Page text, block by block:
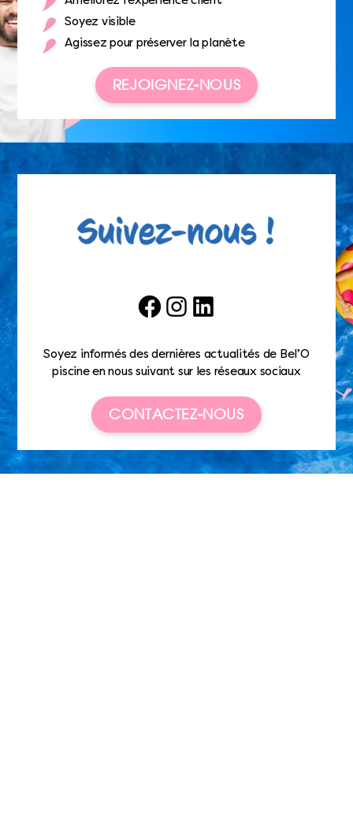
Soyez visible
Agissez pour préserver la planète
REJOIGNEZ-NOUS
FacebookInstagramLinkedIn
Soyez informés des dernières actualités de Bel’O
piscine en nous suivant sur les réseaux sociaux
CONTACTEZ-NOUS